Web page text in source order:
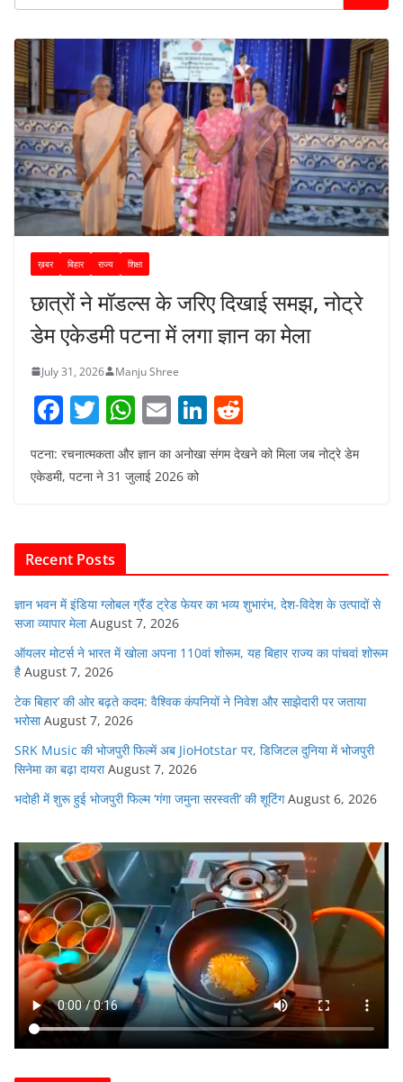
ख़बर बिहार राज्य शिक्षा
छात्रों ने मॉडल्स के जरिए दिखाई समझ, नोट्रे
डेम एकेडमी पटना में लगा ज्ञान का मेला
July 31, 2026 Manju Shree
F
c
o
o
k
T
itt
W
at
p
E
m
ai
Li
n
k
e
d
पटना: रचनात्मकता और ज्ञान का अनोखा संगम देखने को मिला जब नोट्रे डेम
एकेडमी, पटना ने 31 जुलाई 2026 को
Recent Posts
ज्ञान भवन में इंडिया ग्लोबल ग्रैंड ट्रेड फेयर का भव्य शुभारंभ, देश-विदेश के उत्पादों से
सजा व्यापार मेला August 7, 2026
ऑयलर मोटर्स ने भारत में खोला अपना 110वां शोरूम, यह बिहार राज्य का पांचवां शोरूम
है August 7, 2026
टेक बिहार’ की ओर बढ़ते कदम: वैश्विक कंपनियों ने निवेश और साझेदारी पर जताया
भरोसा August 7, 2026
SRK Music की भोजपुरी फिल्में अब JioHotstar पर, डिजिटल दुनिया में भोजपुरी
सिनेमा का बढ़ा दायरा August 7, 2026
भदोही में शुरू हुई भोजपुरी फिल्म ‘गंगा जमुना सरस्वती’ की शूटिंग August 6, 2026